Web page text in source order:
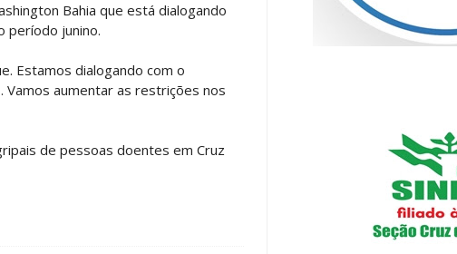
Bahia que está dialogando
período junino.
Estamos dialogando com o
Vamos aumentar as restrições nos
de pessoas doentes em Cruz